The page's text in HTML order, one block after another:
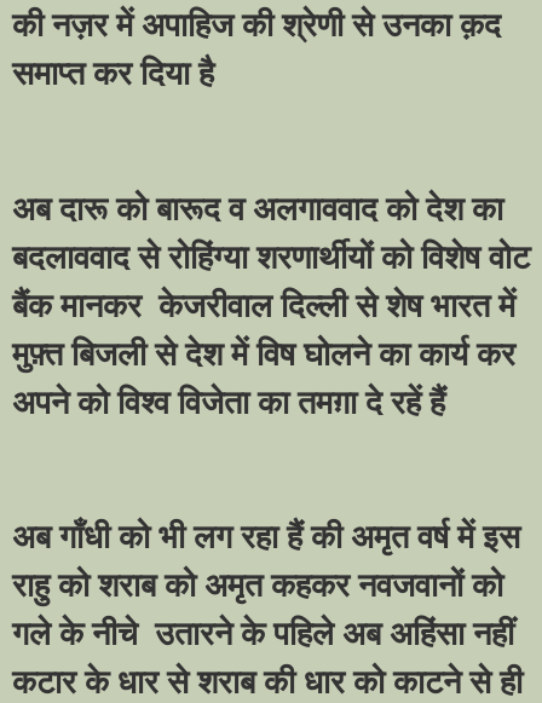
की नज़र में अपाहिज की श्रेणी से उनका क़द
समाप्त कर दिया है
अब दारू को बारूद व अलगाववाद को देश का
बदलाववाद से रोहिंग्या शरणार्थीयों को विशेष वोट
बैंक मानकर केजरीवाल दिल्ली से शेष भारत में
मुफ़्त बिजली से देश में विष घोलने का कार्य कर
अपने को विश्व विजेता का तमग़ा दे रहें हैं
अब गाँधी को भी लग रहा हैं की अमृत वर्ष में इस
राहु को शराब को अमृत कहकर नवजवानों को
गले के नीचे उतारने के पहिले अब अहिंसा नहीं
कटार के धार से शराब की धार को काटने से ही